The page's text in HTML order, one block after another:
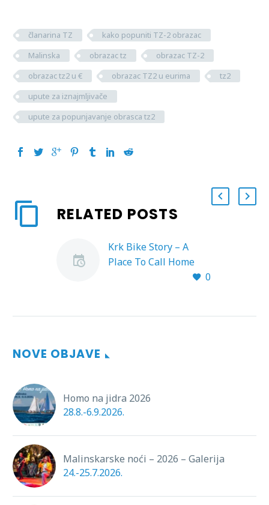
članarina TZ
kako popuniti TZ-2 obrazac
Malinska
obrazac tz
obrazac TZ-2
obrazac tz2 u €
obrazac TZ2 u eurima
tz2
upute za iznajmljivače
upute za popunjavanje obrasca tz2
RELATED POSTS
Krk Bike Story – A
Place To Call Home
Pridružite se vožnjama
0
NOVE OBJAVE
Homo na jidra 2026
28.8.-6.9.2026.
Malinskarske noći – 2026 – Galerija
24.-25.7.2026.